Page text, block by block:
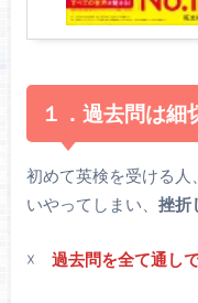
１．過去問は細
初めて英検を受ける人
いやってしまい、 挫折
☓ 過去問を全て通し